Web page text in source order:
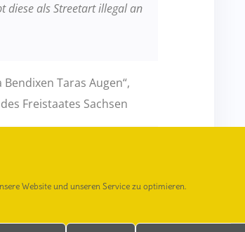
Website und unseren Service zu optimieren.
diese als Streetartillegal an
Taras Augen“,
Freistaates Sachsen
ist im Leipzig der Jahre
uns in der Zeit nach den
Herrschaft: Die Diktatur hat
sind